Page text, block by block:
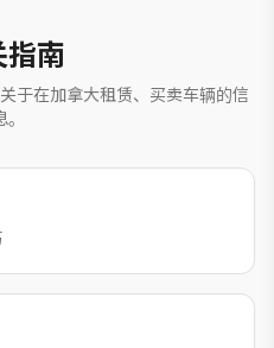
南
于在加拿大租赁、买卖车辆的信